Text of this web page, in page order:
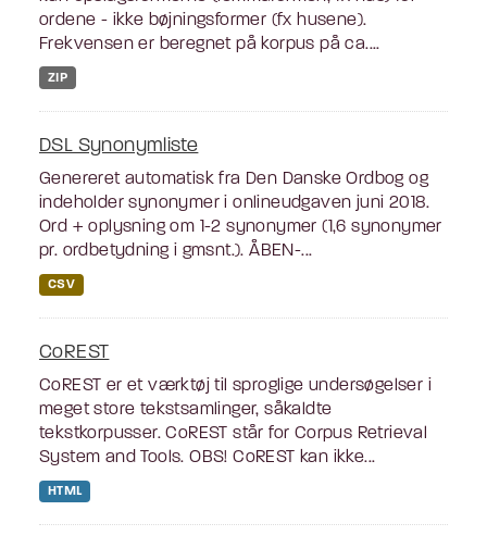
ordene - ikke bøjningsformer (fx husene).
Frekvensen er beregnet på korpus på ca....
ZIP
DSL Synonymliste
Genereret automatisk fra Den Danske Ordbog og
indeholder synonymer i onlineudgaven juni 2018.
Ord + oplysning om 1-2 synonymer (1,6 synonymer
pr. ordbetydning i gmsnt.). ÅBEN-...
CSV
CoREST
CoREST er et værktøj til sproglige undersøgelser i
meget store tekstsamlinger, såkaldte
tekstkorpusser. CoREST står for Corpus Retrieval
System and Tools. OBS! CoREST kan ikke...
HTML